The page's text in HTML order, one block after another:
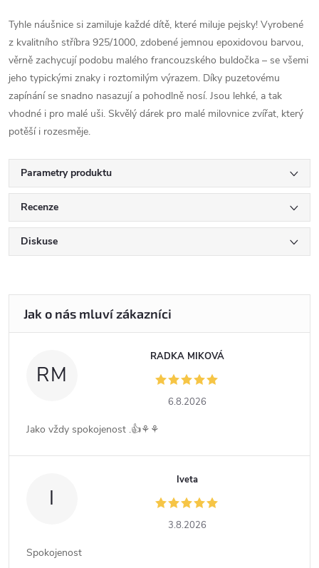
Tyhle náušnice si zamiluje každé dítě, které miluje pejsky! Vyrobené
z kvalitního stříbra 925/1000, zdobené jemnou epoxidovou barvou,
věrně zachycují podobu malého francouzského buldočka – se všemi
jeho typickými znaky i roztomilým výrazem. Díky puzetovému
zapínání se snadno nasazují a pohodlně nosí. Jsou lehké, a tak
vhodné i pro malé uši. Skvělý dárek pro malé milovnice zvířat, který
potěší i rozesměje.
Parametry produktu
Recenze
Diskuse
RM
RADKA MIKOVÁ
6.8.2026
Jako vždy spokojenost .👍⚘️⚘️
I
Iveta
3.8.2026
Spokojenost